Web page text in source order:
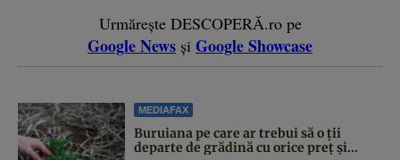
Urmărește DESCOPERĂ.ro pe
Google News și Google Showcase
MEDIAFAX
Buruiana pe care ar trebui să o ții
departe de grădină cu orice preț și...